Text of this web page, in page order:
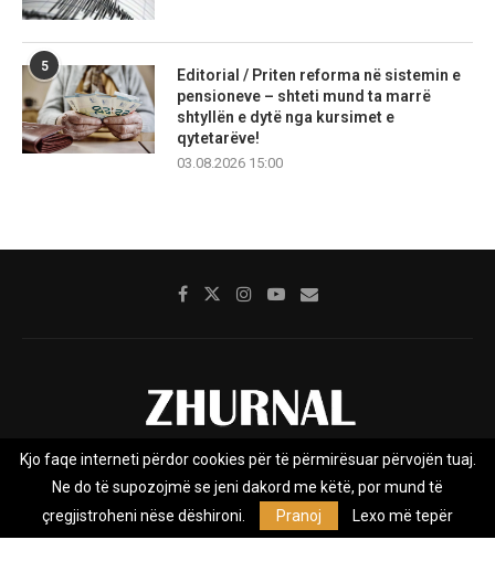
5
Editorial / Priten reforma në sistemin e
pensioneve – shteti mund ta marrë
shtyllën e dytë nga kursimet e
qytetarëve!
03.08.2026 15:00
Rreth nesh Impresumi Marketing
Privacy Policy
Zhurnal.mk është Agjenci e Lajmeve e pavarur, e themeluar në vitin
Kjo faqe interneti përdor cookies për të përmirësuar përvojën tuaj.
Ne do të supozojmë se jeni dakord me këtë, por mund të
çregjistroheni nëse dëshironi.
Pranoj Lexo më tepër